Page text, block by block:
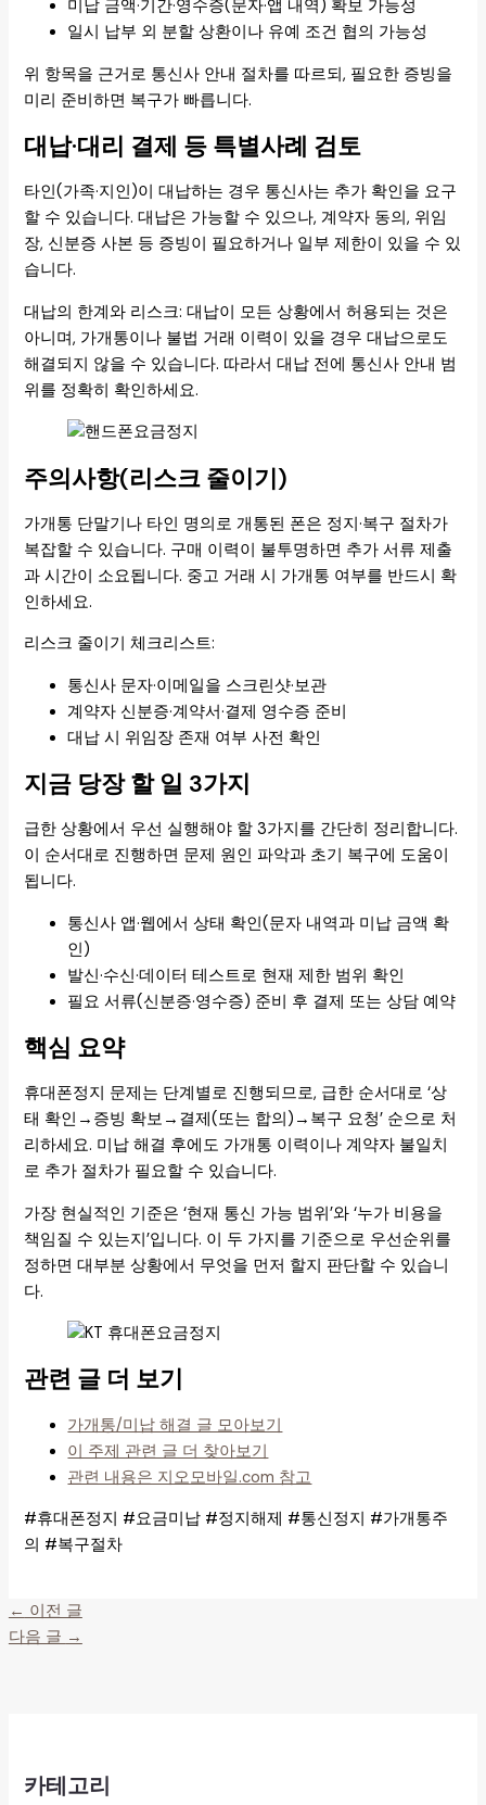
미납 금액·기간·영수증(문자·앱 내역) 확보 가능성
일시 납부 외 분할 상환이나 유예 조건 협의 가능성
위 항목을 근거로 통신사 안내 절차를 따르되, 필요한 증빙을
미리 준비하면 복구가 빠릅니다.
대납·대리 결제 등 특별사례 검토
타인(가족·지인)이 대납하는 경우 통신사는 추가 확인을 요구
할 수 있습니다. 대납은 가능할 수 있으나, 계약자 동의, 위임
장, 신분증 사본 등 증빙이 필요하거나 일부 제한이 있을 수 있
습니다.
대납의 한계와 리스크: 대납이 모든 상황에서 허용되는 것은
아니며, 가개통이나 불법 거래 이력이 있을 경우 대납으로도
해결되지 않을 수 있습니다. 따라서 대납 전에 통신사 안내 범
위를 정확히 확인하세요.
주의사항(리스크 줄이기)
가개통 단말기나 타인 명의로 개통된 폰은 정지·복구 절차가
복잡할 수 있습니다. 구매 이력이 불투명하면 추가 서류 제출
과 시간이 소요됩니다. 중고 거래 시 가개통 여부를 반드시 확
인하세요.
리스크 줄이기 체크리스트:
통신사 문자·이메일을 스크린샷·보관
계약자 신분증·계약서·결제 영수증 준비
대납 시 위임장 존재 여부 사전 확인
지금 당장 할 일 3가지
급한 상황에서 우선 실행해야 할 3가지를 간단히 정리합니다.
이 순서대로 진행하면 문제 원인 파악과 초기 복구에 도움이
됩니다.
통신사 앱·웹에서 상태 확인(문자 내역과 미납 금액 확
인)
발신·수신·데이터 테스트로 현재 제한 범위 확인
필요 서류(신분증·영수증) 준비 후 결제 또는 상담 예약
핵심 요약
휴대폰정지 문제는 단계별로 진행되므로, 급한 순서대로 ‘상
태 확인→증빙 확보→결제(또는 합의)→복구 요청’ 순으로 처
리하세요. 미납 해결 후에도 가개통 이력이나 계약자 불일치
로 추가 절차가 필요할 수 있습니다.
가장 현실적인 기준은 ‘현재 통신 가능 범위’와 ‘누가 비용을
책임질 수 있는지’입니다. 이 두 가지를 기준으로 우선순위를
정하면 대부분 상황에서 무엇을 먼저 할지 판단할 수 있습니
다.
관련 글 더 보기
가개통/미납 해결 글 모아보기
이 주제 관련 글 더 찾아보기
관련 내용은 지오모바일.com 참고
#휴대폰정지 #요금미납 #정지해제 #통신정지 #가개통주
의 #복구절차
← 이전 글
다음 글 →
카테고리